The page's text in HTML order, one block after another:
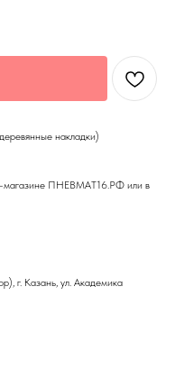
накладки)
магазине ПНЕВМАТ16.РФ или в
г. Казань, ул. Академика